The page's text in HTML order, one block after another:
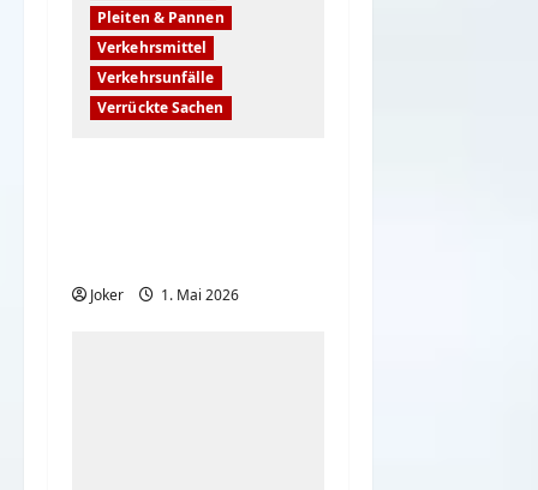
Pleiten & Pannen
Verkehrsmittel
Verkehrsunfälle
Verrückte Sachen
Joker 1. Mai 2026